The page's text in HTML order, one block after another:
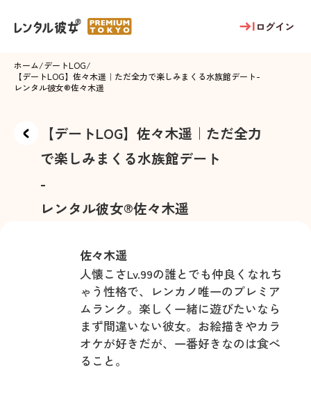
ログイン
ホーム/デートLOG/
【デートLOG】佐々木遥｜ただ全力で楽しみまくる水族館デート-
レンタル彼女®佐々木遥
【デートLOG】佐々木遥｜ただ全力
で楽しみまくる水族館デート
-
レンタル彼女®佐々木遥
佐々木遥
人懐こさLv.99の誰とでも仲良くなれち
ゃう性格で、レンカノ唯一のプレミア
ムランク。楽しく一緒に遊びたいなら
まず間違いない彼女。お絵描きやカラ
オケが好きだが、一番好きなのは食べ
ること。